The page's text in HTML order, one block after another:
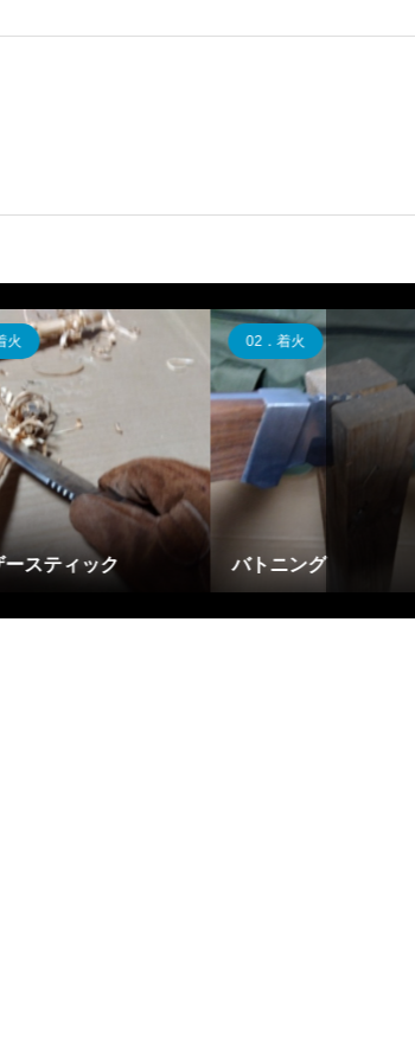
05．ロープ
もやい結び（ボーラインノ
ット）
03．設